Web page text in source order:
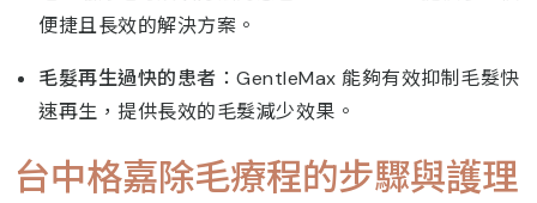
便捷且長效的解決方案。
毛髮再生過快的患者 ：GentleMax 能夠有效抑制毛髮快
速再生，提供長效的毛髮減少效果。
台中格嘉除毛療程的步驟與護理